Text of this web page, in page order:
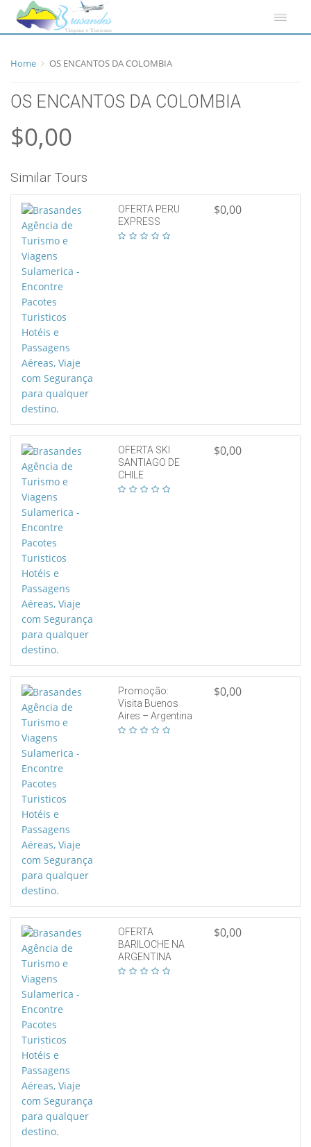
Home OS ENCANTOS DA COLOMBIA
OS ENCANTOS DA COLOMBIA
$0,00
Similar Tours
OFERTA PERU
EXPRESS
$0,00
OFERTA SKI
SANTIAGO DE
CHILE
$0,00
Promoção:
Visita Buenos
Aires – Argentina
$0,00
OFERTA
BARILOCHE NA
ARGENTINA
$0,00